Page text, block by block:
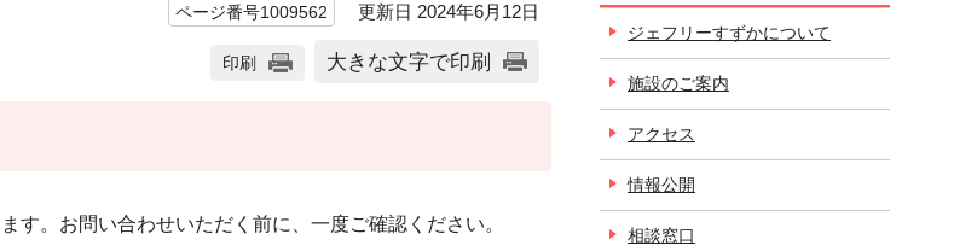
ページ番号1009562 更新日 2024年6月12日
印刷 大きな文字で印刷
す。お問い合わせいただく前に、一度ご確認ください。
ジェフリーすずかについて
施設のご案内
アクセス
情報公開
相談窓口